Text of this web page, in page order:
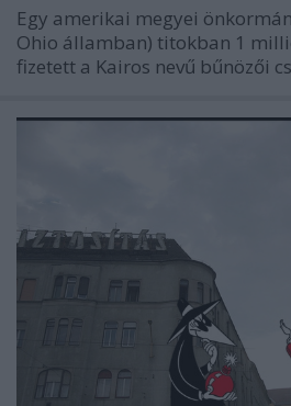
Egy amerikai megyei
Ohio államban) titokban 1
fizetett a Kairos nevű bűnözői